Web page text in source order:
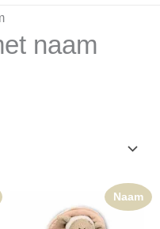
naam
Naam